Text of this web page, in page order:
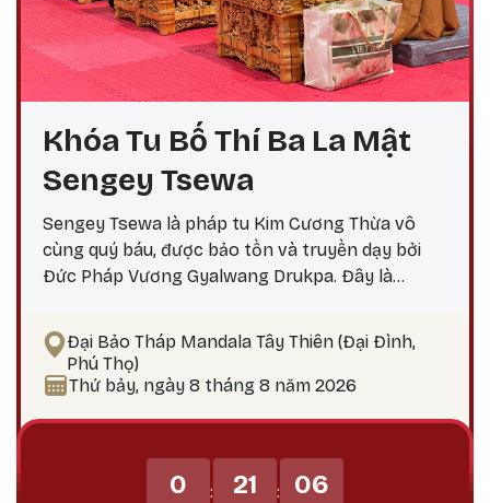
Khóa Tu Bố Thí Ba La Mật
Sengey Tsewa
Sengey Tsewa là pháp tu Kim Cương Thừa vô
cùng quý báu, được bảo tồn và truyền dạy bởi
Đức Pháp Vương Gyalwang Drukpa. Đây là
phiền não bám chấp khổ đau Tích lũy công đức,
hướng tới giác ngộ Tại sao nên thực hành vào
ngày 25? Theo lịch Kim Cương Thừa, ngày 25 là
Phật Bản Tôn Mẫu Tính.
Đại Bảo Tháp Mandala Tây Thiên (Đại Đình,
Phú Thọ)
Thứ bảy, ngày 8 tháng 8 năm 2026
0 : 21 : 06